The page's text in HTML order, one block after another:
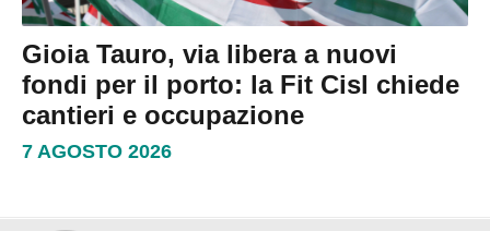
Gioia Tauro, via libera a nuovi
fondi per il porto: la Fit Cisl chiede
cantieri e occupazione
7 AGOSTO 2026